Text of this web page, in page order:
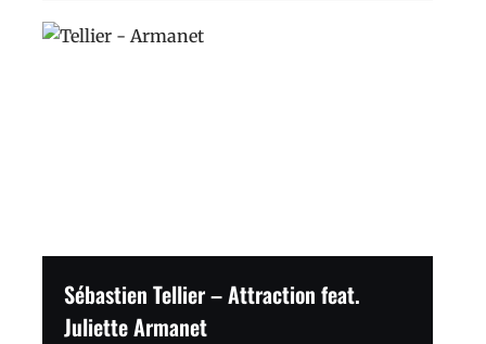
Sébastien Tellier – Attraction feat.
Juliette Armanet